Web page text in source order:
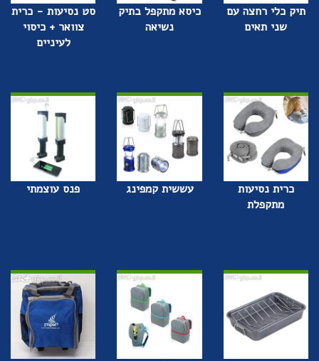
תיק כלי רחצה עם
שני תאים
כיסא מתקפל בתיק
נשיאה
סט נסיעות - כרית
צוואר + כיסוי
לעיניים
כרית נסיעות
מתקפלת
עששית קמפינג פנס עוצמתי